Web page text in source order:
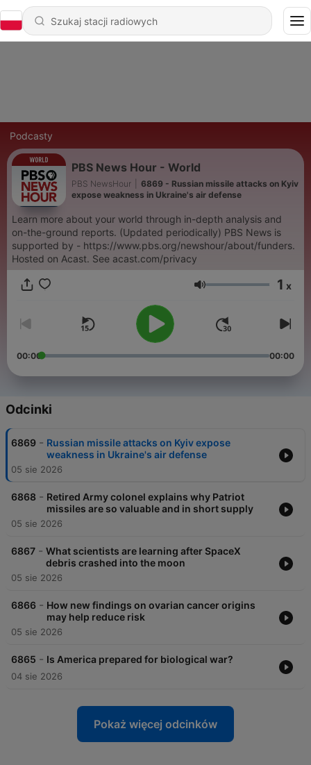
Podcasty
PBS News Hour - World
PBS NewsHour
6869 - Russian missile attacks on Kyiv
expose weakness in Ukraine's air defense
Learn more about your world through in-depth analysis and
on-the-ground reports. (Updated periodically) PBS News is
supported by - https://www.pbs.org/newshour/about/funders.
Hosted on Acast. See acast.com/privacy
Głośność 1 x
00:00 00:00
Odcinki
6869 - Russian missile attacks on Kyiv expose
weakness in Ukraine's air defense
05 sie 2026
6868 - Retired Army colonel explains why Patriot
missiles are so valuable and in short supply
05 sie 2026
6867 - What scientists are learning after SpaceX
debris crashed into the moon
05 sie 2026
6866 - How new findings on ovarian cancer origins
may help reduce risk
05 sie 2026
6865 - Is America prepared for biological war?
04 sie 2026
Pokaż więcej odcinków